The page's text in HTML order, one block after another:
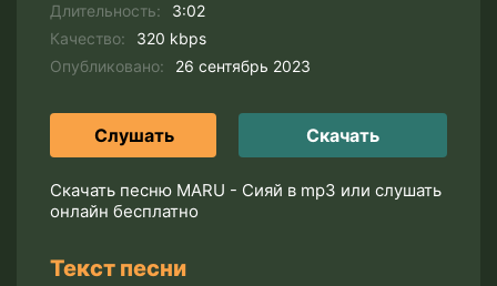
Длительность:
3:02
Качество:
320 kbps
Опубликовано:
26 сентябрь 2023
Слушать Скачать
Скачать песню MARU - Сияй в mp3 или слушать
онлайн бесплатно
Текст песни